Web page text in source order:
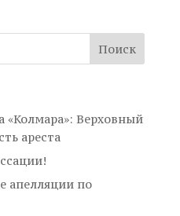
«Колмара»: Верховный
ареста
апелляции по